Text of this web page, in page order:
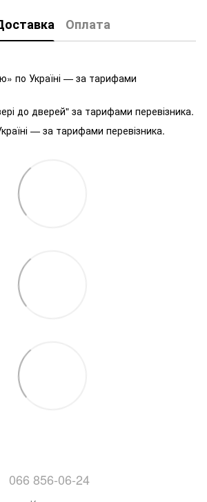
Оплата
по Україні — за тарифами
до дверей" за тарифами перевізника.
— за тарифами перевізника.
066 856-06-24